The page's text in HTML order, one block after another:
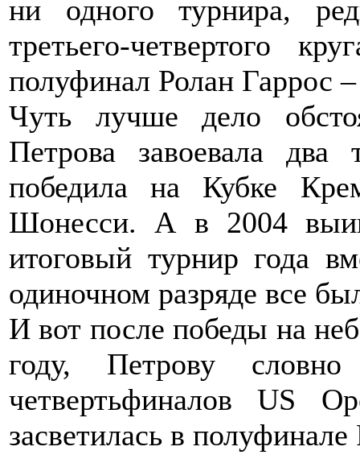
ни одного турнира,
третьего-четвертого
полуфинал Ролан Гаррос
Чуть лучше дело
Петрова завоевала
победила на Кубке
Шонесси. А в 2004
итоговый турнир года
одиночном разряде все
И вот после победы на
году, Петрову
четвертьфиналов US
засветилась в